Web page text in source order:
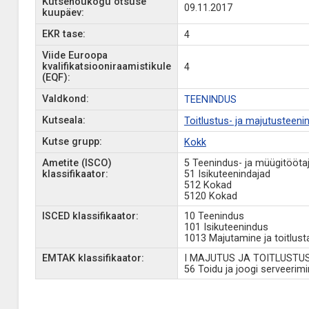
kuupäev:
09.11.2017
EKR tase:
4
Viide Euroopa
kvalifikatsiooniraamistikule
(EQF):
4
Valdkond:
TEENINDUS
Kutseala:
Toitlustus- ja
Kutse grupp:
Kokk
Ametite (ISCO)
klassifikaator:
5 Teenindus- ja
51 Isikuteenindajad
512 Kokad
5120 Kokad
ISCED klassifikaator:
10 Teenindus
101 Isikuteenindus
1013 Majutamine ja
EMTAK klassifikaator:
I MAJUTUS JA
56 Toidu ja joogi